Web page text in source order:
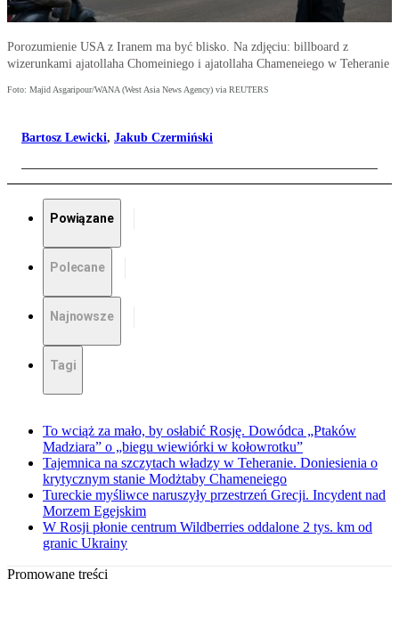
Porozumienie USA z Iranem ma być blisko. Na zdjęciu: billboard z
wizerunkami ajatollaha Chomeiniego i ajatollaha Chameneiego w Teheranie
Foto: Majid Asgaripour/WANA (West Asia News Agency) via REUTERS
Bartosz Lewicki, Jakub Czermiński
Powiązane
Polecane
Najnowsze
Tagi
To wciąż za mało, by osłabić Rosję. Dowódca „Ptaków
Madziara” o „biegu wiewiórki w kołowrotku”
Tajemnica na szczytach władzy w Teheranie. Doniesienia o
krytycznym stanie Modżtaby Chameneiego
Tureckie myśliwce naruszyły przestrzeń Grecji. Incydent nad
Morzem Egejskim
W Rosji płonie centrum Wildberries oddalone 2 tys. km od
granic Ukrainy
Promowane treści